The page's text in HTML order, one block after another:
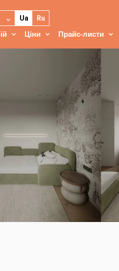
Ua Ru
Ціни Прайс-листи